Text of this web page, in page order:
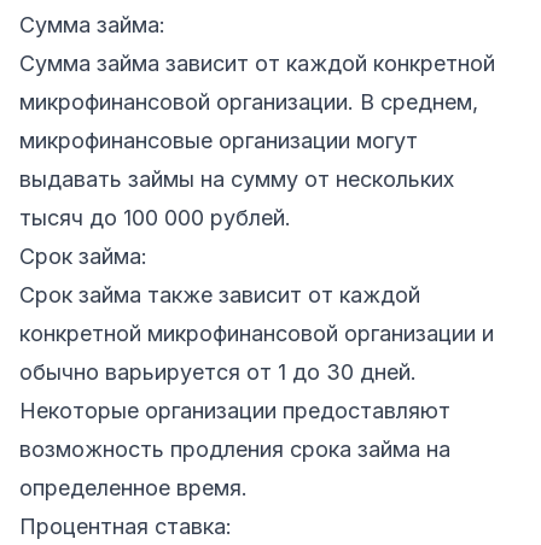
Сумма займа:
Сумма займа зависит от каждой конкретной
микрофинансовой организации. В среднем,
микрофинансовые организации могут
выдавать займы на сумму от нескольких
тысяч до 100 000 рублей.
Срок займа:
Срок займа также зависит от каждой
конкретной микрофинансовой организации и
обычно варьируется от 1 до 30 дней.
Некоторые организации предоставляют
возможность продления срока займа на
определенное время.
Процентная ставка: